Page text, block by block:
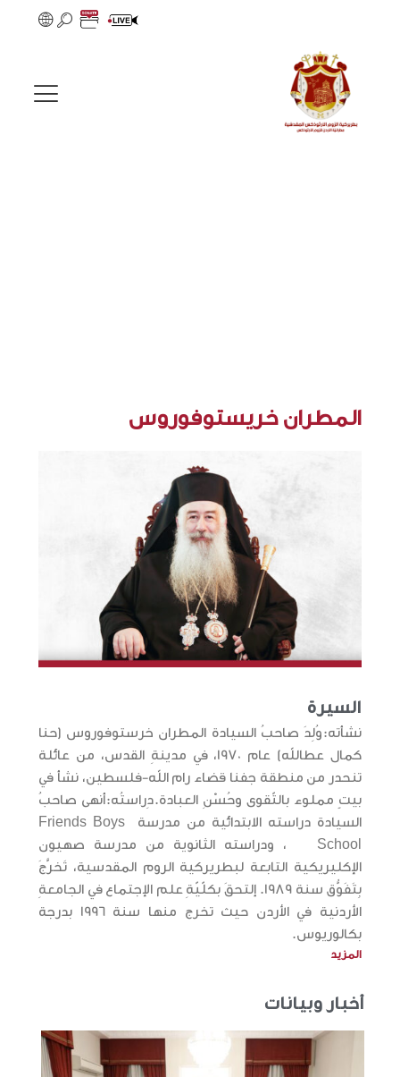
المطران خريستوفوروس
السيرة
نشأته:وُلِدَ صاحبُ السيادة المطران خرستوفوروس (حنا
كمال عطالله) عام 1970، في مدينةِ القدس، من عائلة
تنحدر من منطقة جفنا قضاء رام الله-فلسطين، نشأ في
بيتٍ مملوء بالتّقوى وحُسْنِ العبادة.دِراستُه:أنهى صاحبُ
السيادة دراسته الابتدائية من مدرسة Friends Boys
School ، ودراسته الثانوية من مدرسة صهيون
الإكليريكية التابعة لبطريركية الروم المقدسية، تَخرَّجَ
بِتَفَوُّق سنة 1989. إلتحقَ بكلّيّةِ علم الإجتماع في الجامعةِ
الأردنية في الأردن حيث تخرج منها سنة 1996 بدرجة
بكالوريوس.
المزيد
أخبار وبيانات